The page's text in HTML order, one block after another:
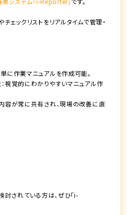
ェックリストをリアルタイムで管理・
に作業マニュアルを作成可能。
視覚的にわかりやすいマニュアル作
容が常に共有され、現場の改善に直
されている方は、ぜひ「i-